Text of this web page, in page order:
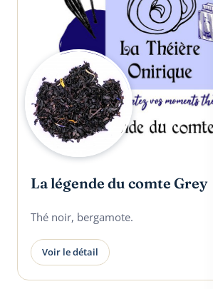
La légende du comte Grey
Thé noir, bergamote.
Voir le détail